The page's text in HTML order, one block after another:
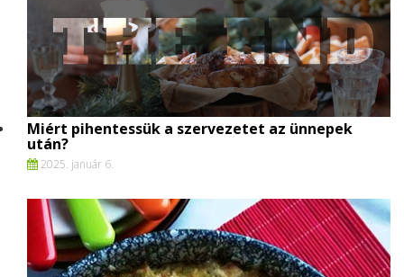
Miért pihentessük a szervezetet az ünnepek
után?
2025. január 6.